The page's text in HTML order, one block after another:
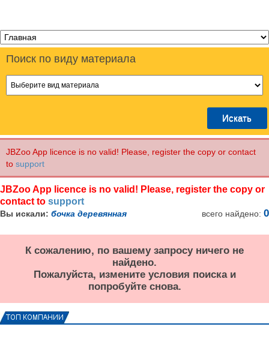
Поиск по виду материала
JBZoo App licence is no valid! Please, register the copy or contact
to support
JBZoo App licence is no valid! Please, register the copy or
contact to support
всего найдено: 0
Вы искали: бочка деревянная
К сожалению, по вашему запросу ничего не
найдено.
Пожалуйста, измените условия поиска и
попробуйте снова.